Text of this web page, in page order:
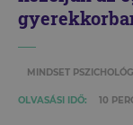
MINDSET
OLVASÁSI IDŐ: 10